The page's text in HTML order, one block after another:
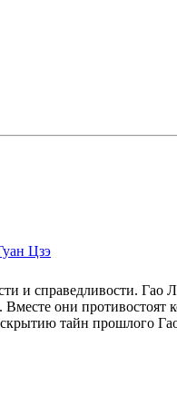
Цзэ
и справедливости.
они противостоят
тайн прошлого